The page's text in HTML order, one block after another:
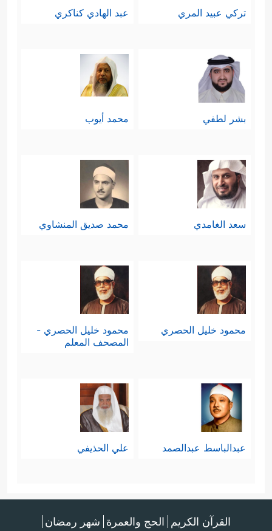
تركي عبيد المري عبد الهادي كناكري
بشر لطفي محمد أيوب
سعد الغامدي محمد صديق المنشاوي
محمود خليل الحصري
محمود خليل الحصري -
المصحف المعلم
عبدالباسط عبدالصمد علي الحذيفي
القرآن الكريم الحج والعمرة شهر رمضان